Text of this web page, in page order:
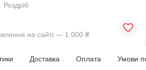
Роздріб
на сайті — 1 000 ₴
Доставка Оплата Умови